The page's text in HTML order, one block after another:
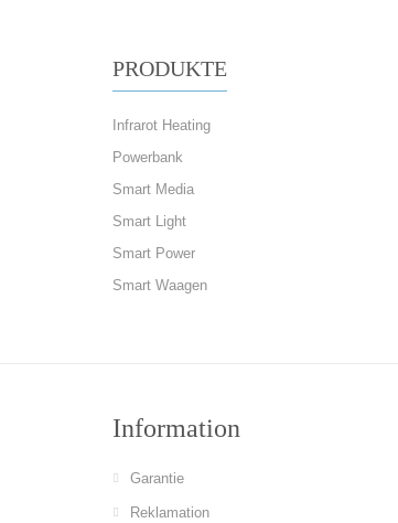
PRODUKTE
Infrarot Heating
Powerbank
Smart Media
Smart Light
Smart Power
Smart Waagen
Information
Garantie
Reklamation